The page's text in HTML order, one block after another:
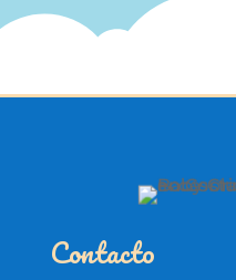
Contacto